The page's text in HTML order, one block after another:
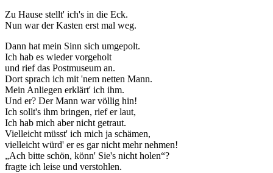
Zu Hause stellt' ich's in die Eck.
Nun war der Kasten erst mal weg.
Dann hat mein Sinn sich umgepolt.
Ich hab es wieder vorgeholt
und rief das Postmuseum an.
Dort sprach ich mit 'nem netten Mann.
Mein Anliegen erklärt' ich ihm.
Und er? Der Mann war völlig hin!
Ich sollt's ihm bringen, rief er laut,
Ich hab mich aber nicht getraut.
Vielleicht müsst' ich mich ja schämen,
vielleicht würd' er es gar nicht mehr nehmen!
Ach bitte schön, könn' Sie's nicht holen ?
fragte ich leise und verstohlen.